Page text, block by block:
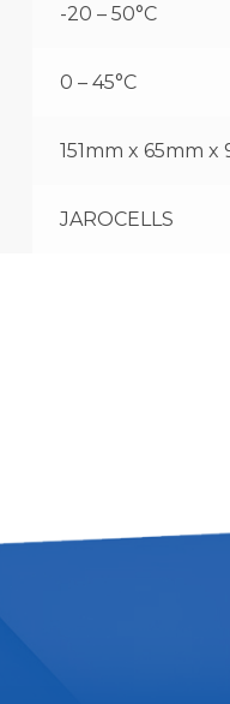
-20 – 50°C
0 – 45°C
151mm x 65mm x
JAROCELLS